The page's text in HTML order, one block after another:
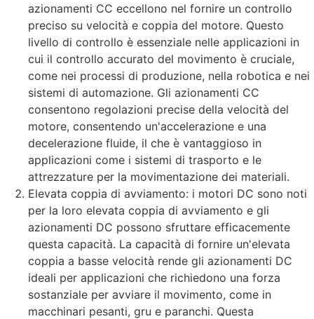
azionamenti CC eccellono nel fornire un controllo
preciso su velocità e coppia del motore. Questo
livello di controllo è essenziale nelle applicazioni in
cui il controllo accurato del movimento è cruciale,
come nei processi di produzione, nella robotica e nei
sistemi di automazione. Gli azionamenti CC
consentono regolazioni precise della velocità del
motore, consentendo un'accelerazione e una
decelerazione fluide, il che è vantaggioso in
applicazioni come i sistemi di trasporto e le
attrezzature per la movimentazione dei materiali.
Elevata coppia di avviamento: i motori DC sono noti
per la loro elevata coppia di avviamento e gli
azionamenti DC possono sfruttare efficacemente
questa capacità. La capacità di fornire un'elevata
coppia a basse velocità rende gli azionamenti DC
ideali per applicazioni che richiedono una forza
sostanziale per avviare il movimento, come in
macchinari pesanti, gru e paranchi. Questa